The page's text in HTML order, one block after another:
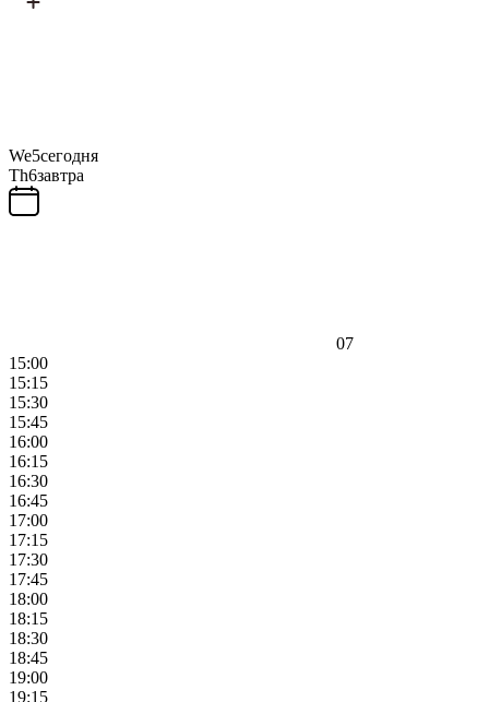
We5сегодня
Th6завтра
07
15:00
15:15
15:30
15:45
16:00
16:15
16:30
16:45
17:00
17:15
17:30
17:45
18:00
18:15
18:30
18:45
19:00
19:15